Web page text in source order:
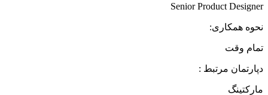
Senior Product Designer
نحوه همکاری:
تمام وقت
دپارتمان مرتبط :
مارکتینگ